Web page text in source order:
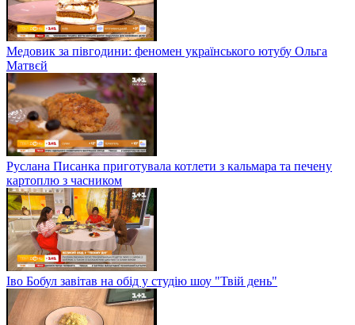
Медовик за півгодини: феномен українського ютубу Ольга
Матвєй
Руслана Писанка приготувала котлети з кальмара та печену
картоплю з часником
Іво Бобул завітав на обід у студію шоу "Твій день"